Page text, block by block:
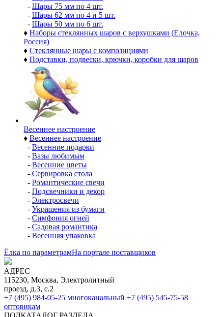
- Шары 75 мм по 4 шт.
- Шары 62 мм по 4 и 5 шт.
- Шары 50 мм по 6 шт.
♦ Наборы стеклянных шаров с верхушками (Елочка,
Россия)
♦ Стеклянные шары с композициями
♦ Подставки, подвески, крючки, коробки для шаров
Весеннее настроение
♦ Весеннее настроение
- Весенние подарки
- Вазы любимым
- Весенние цветы
- Сервировка стола
- Романтические свечи
- Подсвечники и декор
- Электросвечи
- Украшения из бумаги
- Симфония огней
- Садовая романтика
- Весенняя упаковка
Ёлка по параметрамНа портале поставщиков
АДРЕС
115230, Москва, Электролитный
проезд, д.3, с.2
+7 (495) 984-05-25 многоканальный +7 (495) 545-75-58
оптовикам
ПОДКАТАЛОГ РАЗДЕЛА